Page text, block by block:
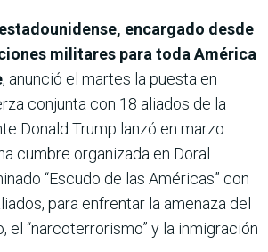
encargado desde
militares para toda América
, anunció el martes la puesta en
conjunta con 18 aliados de la
Donald Trump lanzó en marzo
cumbre organizada en Doral
“Escudo de las Américas” con
para enfrentar la amenaza del
el “narcoterrorismo” y la inmigración